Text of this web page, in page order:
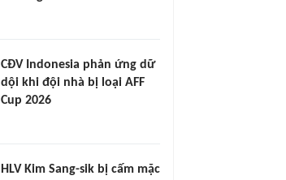
CĐV Indonesia phản ứng dữ
dội khi đội nhà bị loại AFF
Cup 2026
HLV Kim Sang-sik bị cấm mặc